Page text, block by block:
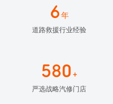
6年
道路救援行业经验
580 +
严选战略汽修门店